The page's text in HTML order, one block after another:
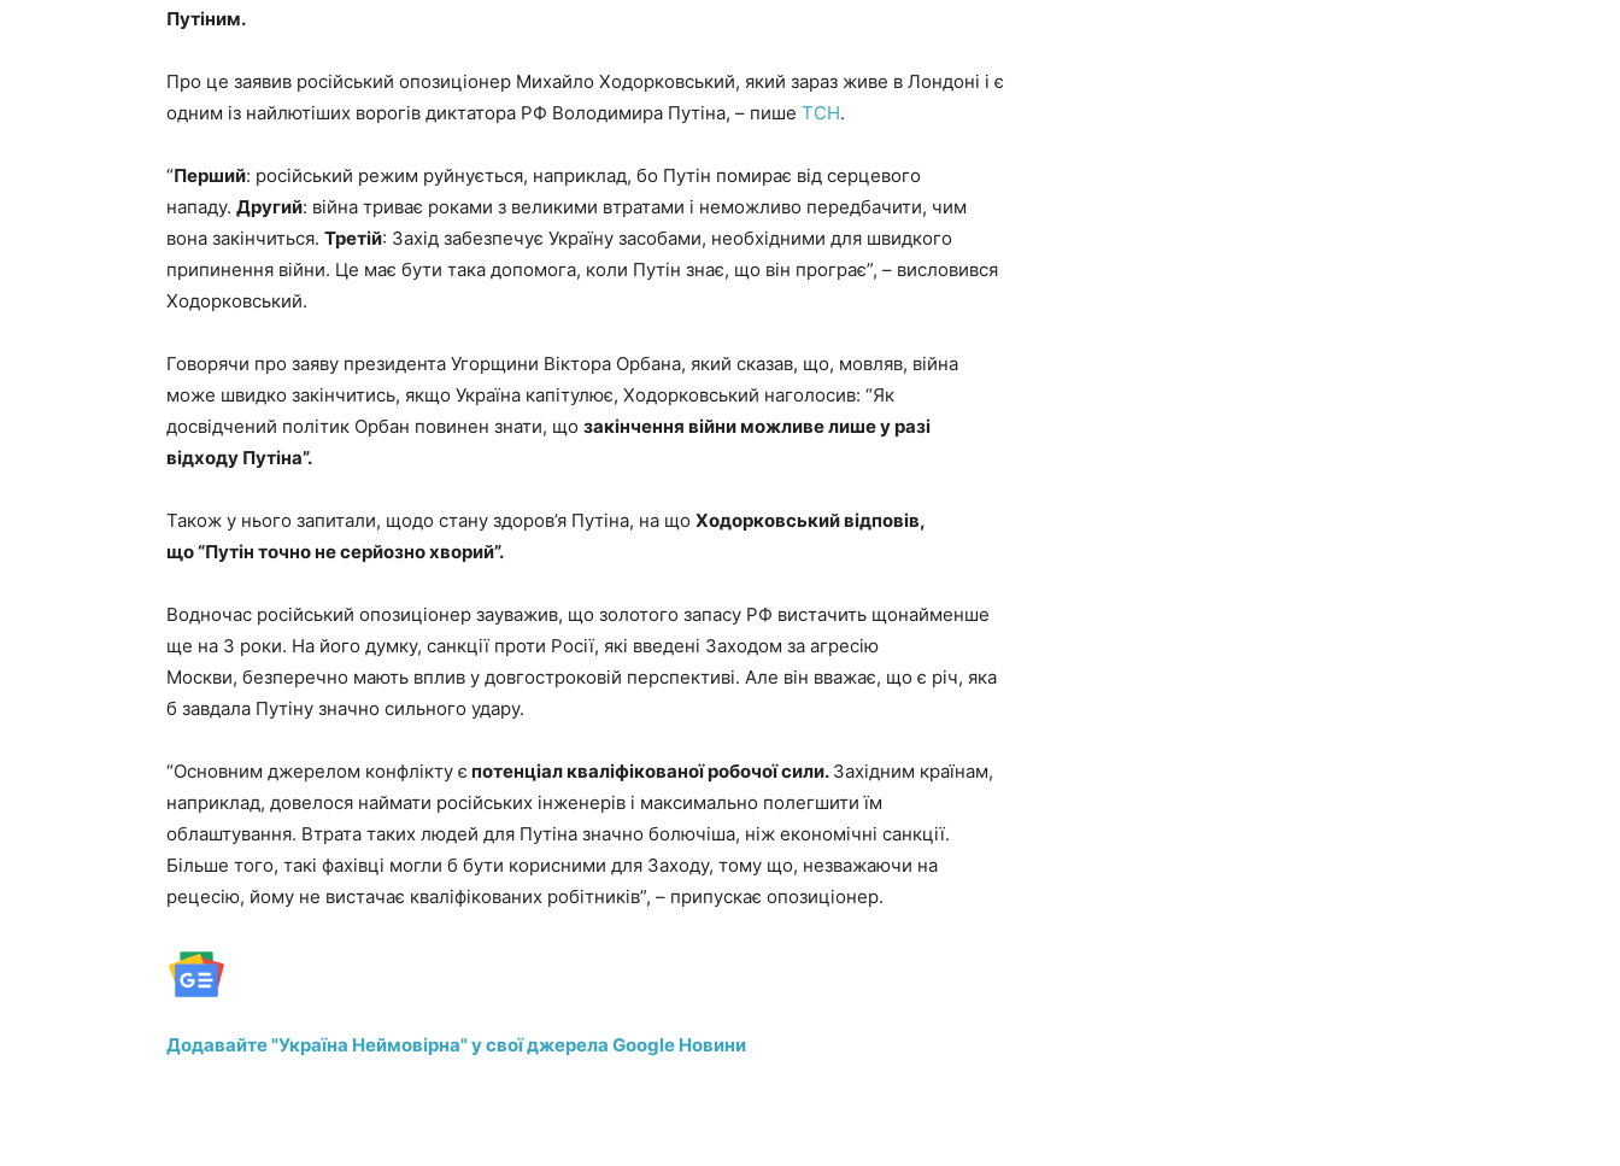
Путіним.
Про це заявив російський опозиціонер Михайло Ходорковський, який зараз живе в Лондоні і є
одним із найлютіших ворогів диктатора РФ Володимира Путіна, – пише ТСН.
“Перший: російський режим руйнується, наприклад, бо Путін помирає від серцевого
нападу. Другий: війна триває роками з великими втратами і неможливо передбачити, чим
вона закінчиться. Третій: Захід забезпечує Україну засобами, необхідними для швидкого
припинення війни. Це має бути така допомога, коли Путін знає, що він програє”, – висловився
Ходорковський.
Говорячи про заяву президента Угорщини Віктора Орбана, який сказав, що, мовляв, війна
може швидко закінчитись, якщо Україна капітулює, Ходорковський наголосив: “Як
досвідчений політик Орбан повинен знати, що закінчення війни можливе лише у разі
відходу Путіна”.
Також у нього запитали, щодо стану здоров’я Путіна, на що Ходорковський відповів,
що “Путін точно не серйозно хворий”.
Водночас російський опозиціонер зауважив, що золотого запасу РФ вистачить щонайменше
ще на 3 роки. На його думку, санкції проти Росії, які введені Заходом за агресію
Москви, безперечно мають вплив у довгостроковій перспективі. Але він вважає, що є річ, яка
б завдала Путіну значно сильного удару.
“Основним джерелом конфлікту є потенціал кваліфікованої робочої сили. Західним країнам,
наприклад, довелося наймати російських інженерів і максимально полегшити їм
облаштування. Втрата таких людей для Путіна значно болючіша, ніж економічні санкції.
Більше того, такі фахівці могли б бути корисними для Заходу, тому що, незважаючи на
рецесію, йому не вистачає кваліфікованих робітників”, – припускає опозиціонер.
Додавайте "Україна Неймовірна" у свої джерела Google Новини